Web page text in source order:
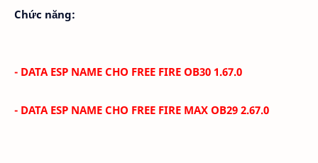
Chức năng:
- DATA ESP NAME CHO FREE FIRE OB30 1.67.0
- DATA ESP NAME CHO FREE FIRE MAX OB29 2.67.0